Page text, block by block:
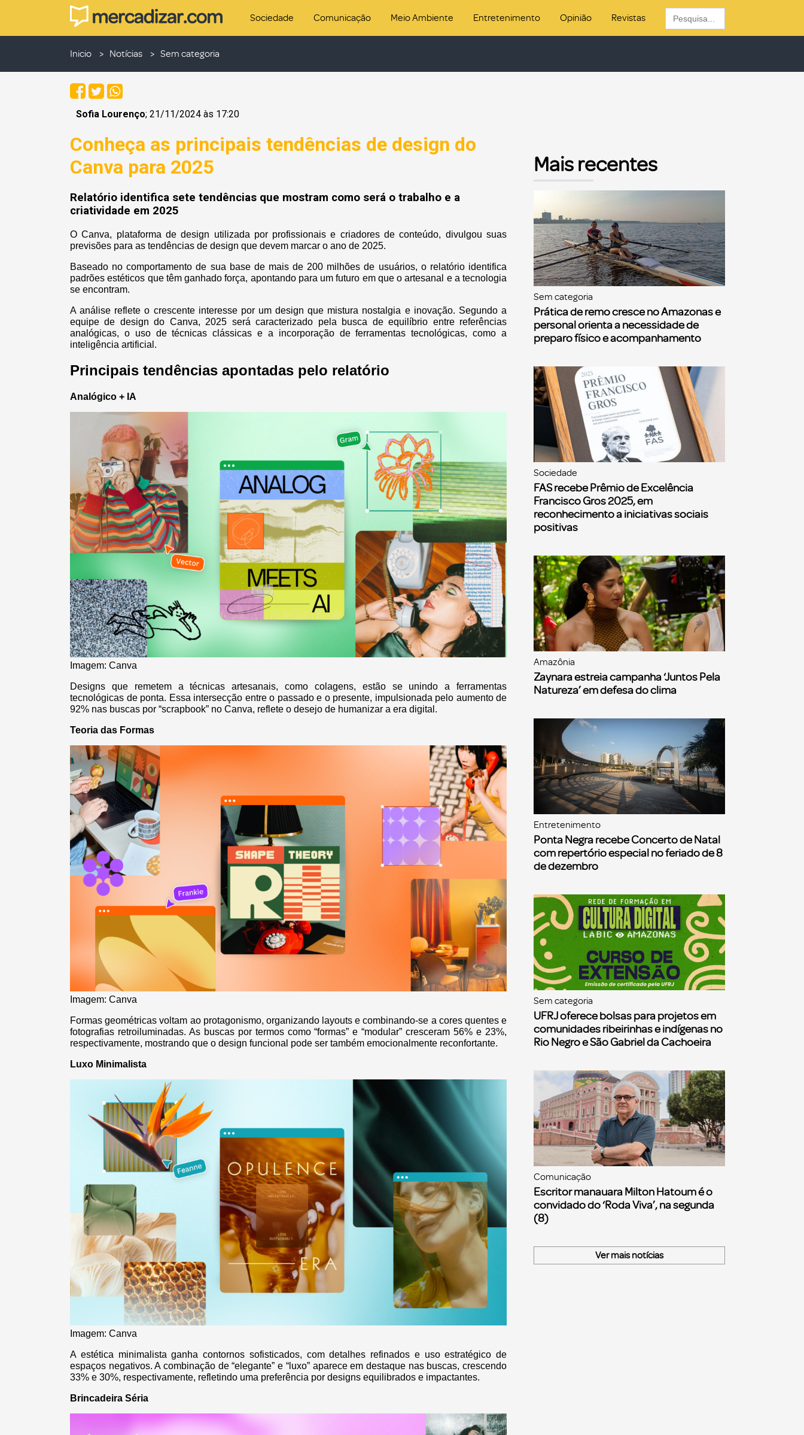
Sociedade Comunicação Meio Ambiente Entretenimento Opinião Revistas
Search
for:
Inicio Notícias Sem categoria
Sofia Lourenço; 21/11/2024 às 17:20
Conheça as principais tendências de design do
Canva para 2025
Relatório identifica sete tendências que mostram como será o trabalho e a
criatividade em 2025
O Canva, plataforma de design utilizada por profissionais e criadores de conteúdo, divulgou suas
previsões para as tendências de design que devem marcar o ano de 2025.
Baseado no comportamento de sua base de mais de 200 milhões de usuários, o relatório identifica
padrões estéticos que têm ganhado força, apontando para um futuro em que o artesanal e a tecnologia
se encontram.
A análise reflete o crescente interesse por um design que mistura nostalgia e inovação. Segundo a
equipe de design do Canva, 2025 será caracterizado pela busca de equilíbrio entre referências
analógicas, o uso de técnicas clássicas e a incorporação de ferramentas tecnológicas, como a
inteligência artificial.
Principais tendências apontadas pelo relatório
Analógico + IA
Imagem: Canva
Designs que remetem a técnicas artesanais, como colagens, estão se unindo a ferramentas
tecnológicas de ponta. Essa intersecção entre o passado e o presente, impulsionada pelo aumento de
92% nas buscas por “scrapbook” no Canva, reflete o desejo de humanizar a era digital.
Teoria das Formas
Imagem: Canva
Formas geométricas voltam ao protagonismo, organizando layouts e combinando-se a cores quentes e
fotografias retroiluminadas. As buscas por termos como “formas” e “modular” cresceram 56% e 23%,
respectivamente, mostrando que o design funcional pode ser também emocionalmente reconfortante.
Luxo Minimalista
Imagem: Canva
A estética minimalista ganha contornos sofisticados, com detalhes refinados e uso estratégico de
espaços negativos. A combinação de “elegante” e “luxo” aparece em destaque nas buscas, crescendo
33% e 30%, respectivamente, refletindo uma preferência por designs equilibrados e impactantes.
Brincadeira Séria
Mais recentes
Sem categoria
Prática de remo cresce no Amazonas e
personal orienta a necessidade de
preparo físico e acompanhamento
Sociedade
FAS recebe Prêmio de Excelência
Francisco Gros 2025, em
reconhecimento a iniciativas sociais
positivas
Amazônia
Zaynara estreia campanha ‘Juntos Pela
Natureza’ em defesa do clima
Entretenimento
Ponta Negra recebe Concerto de Natal
com repertório especial no feriado de 8
de dezembro
Sem categoria
UFRJ oferece bolsas para projetos em
comunidades ribeirinhas e indígenas no
Rio Negro e São Gabriel da Cachoeira
Comunicação
Escritor manauara Milton Hatoum é o
convidado do ‘Roda Viva’, na segunda
(8)
Ver mais notícias